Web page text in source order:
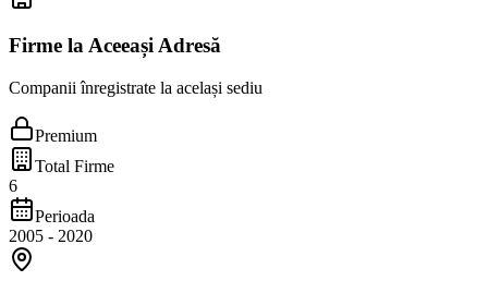
Firme la Aceeași Adresă
Companii înregistrate la același sediu
Premium
Total Firme
6
Perioada
2005 - 2020